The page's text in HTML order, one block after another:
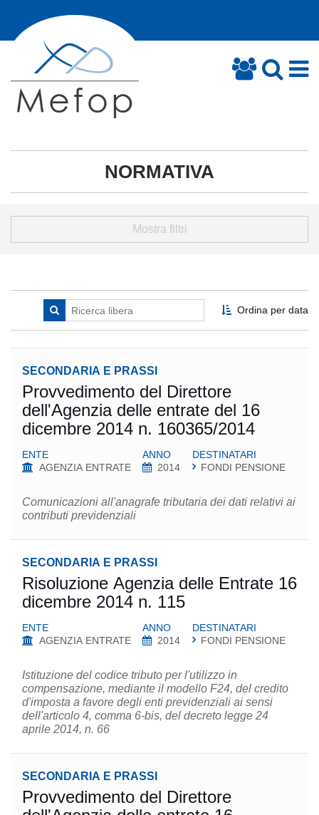
NORMATIVA
Mostra filtri
Ordina per data
SECONDARIA E PRASSI
Provvedimento del Direttore
dell'Agenzia delle entrate del 16
dicembre 2014 n. 160365/2014
ENTE
AGENZIA ENTRATE
ANNO
2014
DESTINATARI
FONDI PENSIONE
Comunicazioni all'anagrafe tributaria dei dati relativi ai
contributi previdenziali
SECONDARIA E PRASSI
Risoluzione Agenzia delle Entrate 16
dicembre 2014 n. 115
ENTE
AGENZIA ENTRATE
ANNO
2014
DESTINATARI
FONDI PENSIONE
Istituzione del codice tributo per l'utilizzo in
compensazione, mediante il modello F24, del credito
d'imposta a favore degli enti previdenziali ai sensi
dell'articolo 4, comma 6-bis, del decreto legge 24
aprile 2014, n. 66
SECONDARIA E PRASSI
Provvedimento del Direttore